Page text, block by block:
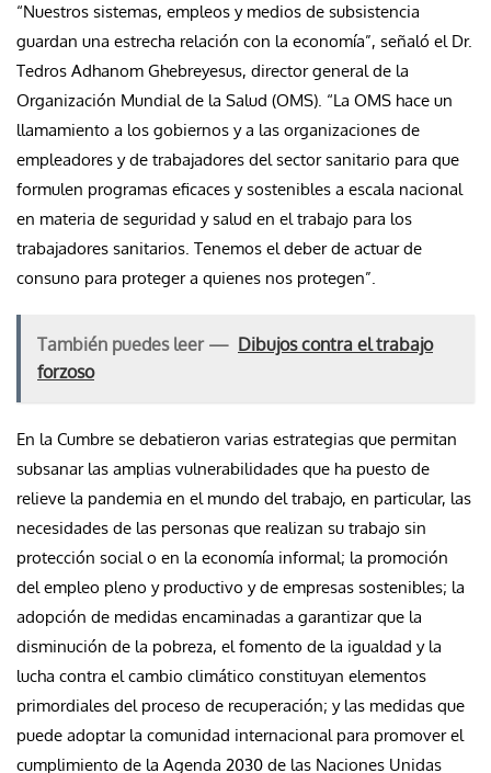
“Nuestros sistemas, empleos y medios de subsistencia
guardan una estrecha relación con la economía”, señaló el Dr.
Tedros Adhanom Ghebreyesus, director general de la
Organización Mundial de la Salud (OMS). “La OMS hace un
llamamiento a los gobiernos y a las organizaciones de
empleadores y de trabajadores del sector sanitario para que
formulen programas eficaces y sostenibles a escala nacional
en materia de seguridad y salud en el trabajo para los
trabajadores sanitarios. Tenemos el deber de actuar de
consuno para proteger a quienes nos protegen”.
También puedes leer — Dibujos contra el trabajo
forzoso
En la Cumbre se debatieron varias estrategias que permitan
subsanar las amplias vulnerabilidades que ha puesto de
relieve la pandemia en el mundo del trabajo, en particular, las
necesidades de las personas que realizan su trabajo sin
protección social o en la economía informal; la promoción
del empleo pleno y productivo y de empresas sostenibles; la
adopción de medidas encaminadas a garantizar que la
disminución de la pobreza, el fomento de la igualdad y la
lucha contra el cambio climático constituyan elementos
primordiales del proceso de recuperación; y las medidas que
puede adoptar la comunidad internacional para promover el
cumplimiento de la Agenda 2030 de las Naciones Unidas